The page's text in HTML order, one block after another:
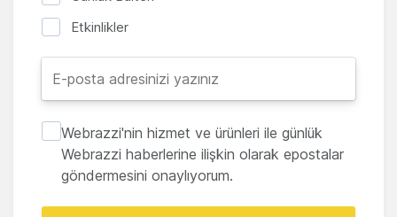
Etkinlikler
Webrazzi'nin hizmet ve ürünleri ile günlük
Webrazzi haberlerine ilişkin olarak epostalar
göndermesini onaylıyorum.